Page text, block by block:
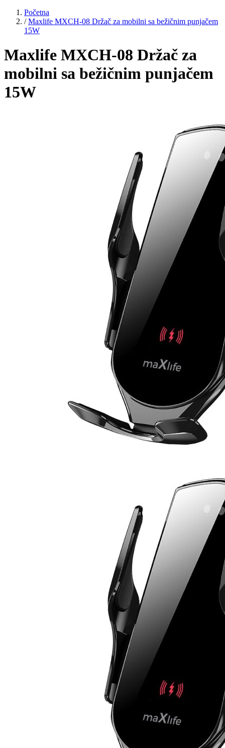
Početna
/ Maxlife MXCH-08 Držač za mobilni sa bežičnim punjačem
15W
Maxlife MXCH-08 Držač za
mobilni sa bežičnim punjačem
15W